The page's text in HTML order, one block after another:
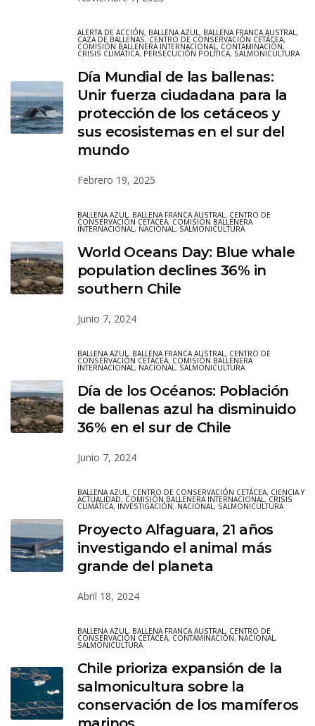
ALERTA DE ACCIÓN, BALLENA AZUL, BALLENA FRANCA AUSTRAL,
CAZA DE BALLENAS, CENTRO DE CONSERVACIÓN CETÁCEA,
COMISIÓN BALLENERA INTERNACIONAL, CONTAMINACIÓN,
CRISIS CLIMÁTICA, PERSECUCIÓN POLÍTICA, SALMONICULTURA
Día Mundial de las ballenas:
Unir fuerza ciudadana para la
protección de los cetáceos y
sus ecosistemas en el sur del
mundo
Febrero 19, 2025
BALLENA AZUL, BALLENA FRANCA AUSTRAL, CENTRO DE
CONSERVACIÓN CETÁCEA, COMISIÓN BALLENERA
INTERNACIONAL, NACIONAL, SALMONICULTURA
World Oceans Day: Blue whale
population declines 36% in
southern Chile
Junio 7, 2024
BALLENA AZUL, BALLENA FRANCA AUSTRAL, CENTRO DE
CONSERVACIÓN CETÁCEA, COMISIÓN BALLENERA
INTERNACIONAL, NACIONAL, SALMONICULTURA
Día de los Océanos: Población
de ballenas azul ha disminuido
36% en el sur de Chile
Junio 7, 2024
BALLENA AZUL, CENTRO DE CONSERVACIÓN CETÁCEA, CIENCIA Y
ACTUALIDAD, COMISIÓN BALLENERA INTERNACIONAL,CRISIS
CLIMÁTICA, INVESTIGACIÓN, NACIONAL, SALMONICULTURA
Proyecto Alfaguara, 21 años
investigando el animal más
grande del planeta
Abril 18, 2024
BALLENA AZUL, BALLENA FRANCA AUSTRAL, CENTRO DE
CONSERVACIÓN CETÁCEA, CONTAMINACIÓN, NACIONAL,
SALMONICULTURA
Chile prioriza expansión de la
salmonicultura sobre la
conservación de los mamíferos